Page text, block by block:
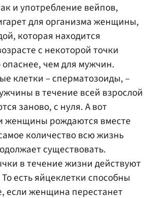
и употребление вейпов,
для организма женщины,
которая находится
с некоторой точки
опаснее, чем для мужчин.
клетки – сперматозоиды, –
в течение всей взрослой
заново, с нуля. А вот
женщины рождаются вместе
количество всю жизнь
существовать.
в течение жизни действуют
есть яйцеклетки способны
если женщина перестанет